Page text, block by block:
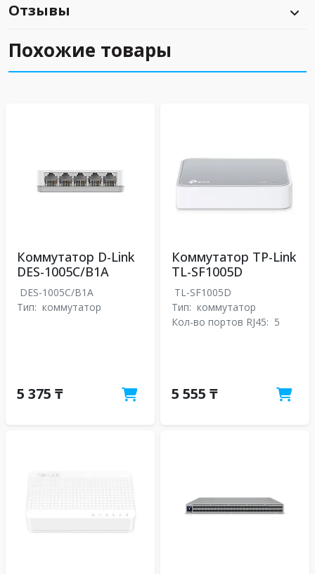
Отзывы
Похожие товары
Коммутатор D-Link
DES-1005C/B1A
DES-1005C/B1A
Тип: коммутатор
5 375 ₸
Коммутатор TP-Link
TL-SF1005D
TL-SF1005D
Тип: коммутатор
Кол-во портов RJ45: 5
5 555 ₸